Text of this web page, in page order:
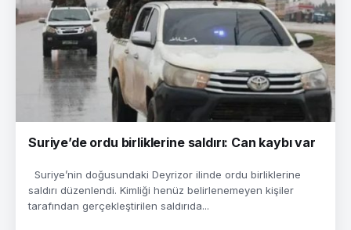
Suriye’de ordu birliklerine saldırı: Can kaybı var
Suriye’nin doğusundaki Deyrizor ilinde ordu birliklerine
saldırı düzenlendi. Kimliği henüz belirlenemeyen kişiler
tarafından gerçekleştirilen saldırıda...